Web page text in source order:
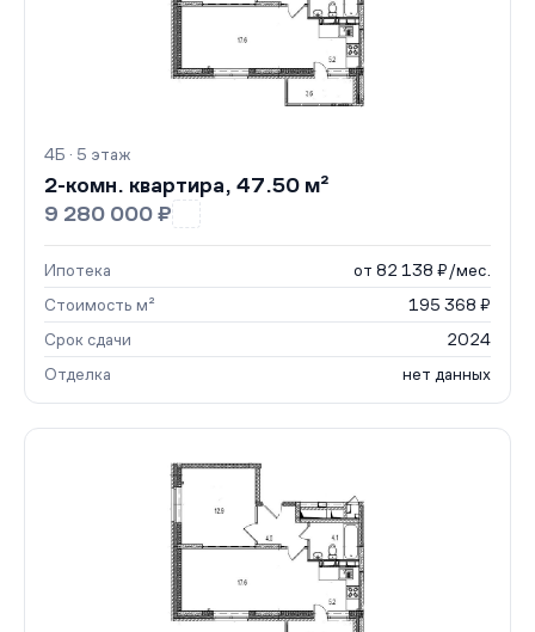
4Б · 5 этаж
2-комн. квартира, 47.50 м²
9 280 000 ₽
Ипотека
от 82 138 ₽/мес.
Стоимость м²
195 368 ₽
Срок сдачи
2024
Отделка
нет данных